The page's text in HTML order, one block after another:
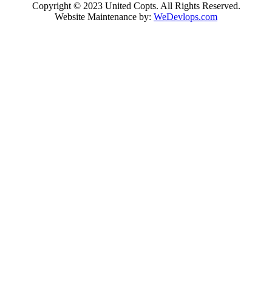
Copyright © 2023 United Copts. All Rights Reserved.
Website Maintenance by: WeDevlops.com